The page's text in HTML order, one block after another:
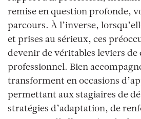
remise en question profonde,
parcours. À l’inverse,
et prises au sérieux, ces
devenir de véritables leviers
professionnel. Bien
transforment en occasions
permettant aux stagiaires de
stratégies d’adaptation, de